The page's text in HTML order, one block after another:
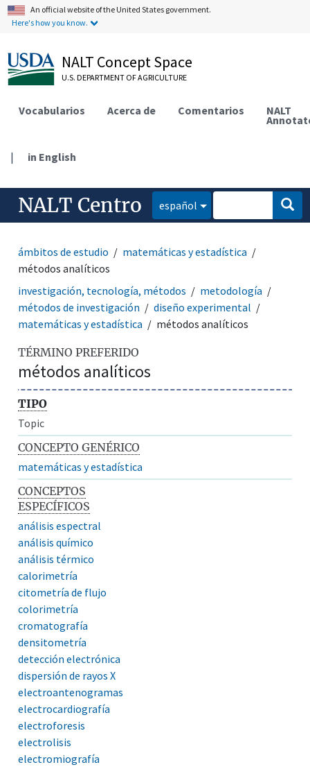
An official website of the United States government.
Here's how you know.
NALT Concept Space
U.S. DEPARTMENT OF AGRICULTURE
Vocabularios Acerca de Comentarios NALT
| in English
NALT Centro español
ámbitos de estudio
matemáticas y estadística
métodos analíticos
investigación, tecnología, métodos
metodología
métodos de investigación
diseño experimental
matemáticas y estadística
métodos analíticos
TÉRMINO PREFERIDO
métodos analíticos
TIPO
Topic
CONCEPTO GENÉRICO
matemáticas y estadística
CONCEPTOS
ESPECÍFICOS
análisis espectral
análisis químico
análisis térmico
calorimetría
citometría de flujo
colorimetría
cromatografía
densitometría
detección electrónica
dispersión de rayos X
electroantenogramas
electrocardiografía
electroforesis
electrolisis
electromiografía